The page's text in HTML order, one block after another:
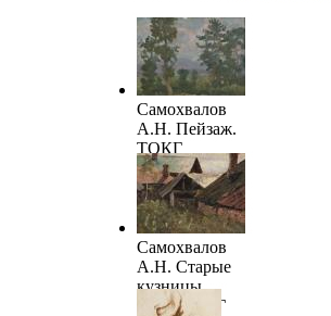
Самохвалов
А.Н. Пейзаж.
ТОКГ
Самохвалов
А.Н. Старые
кузницы.
1909. ТОКГ